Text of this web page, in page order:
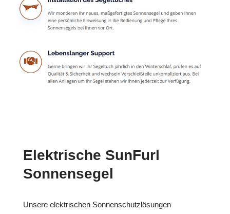
Elektrische SunFurl
Sonnensegel
Unsere elektrischen Sonnenschutzlösungen